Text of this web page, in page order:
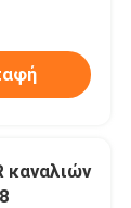
καναλιών